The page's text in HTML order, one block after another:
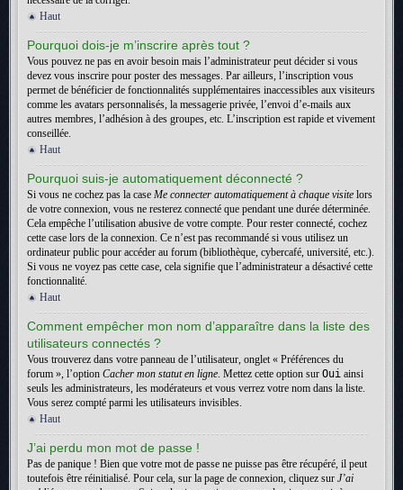
Haut
Pourquoi dois-je m’inscrire après tout ?
Vous pouvez ne pas en avoir besoin mais l’administrateur peut décider si vous
devez vous inscrire pour poster des messages. Par ailleurs, l’inscription vous
permet de bénéficier de fonctionnalités supplémentaires inaccessibles aux visiteurs
comme les avatars personnalisés, la messagerie privée, l’envoi d’e-mails aux
autres membres, l’adhésion à des groupes, etc. L’inscription est rapide et vivement
conseillée.
Haut
Pourquoi suis-je automatiquement déconnecté ?
Si vous ne cochez pas la case Me connecter automatiquement à chaque visite lors
de votre connexion, vous ne resterez connecté que pendant une durée déterminée.
Cela empêche l’utilisation abusive de votre compte. Pour rester connecté, cochez
cette case lors de la connexion. Ce n’est pas recommandé si vous utilisez un
ordinateur public pour accéder au forum (bibliothèque, cybercafé, université, etc.).
Si vous ne voyez pas cette case, cela signifie que l’administrateur a désactivé cette
fonctionnalité.
Haut
Comment empêcher mon nom d’apparaître dans la liste des
utilisateurs connectés ?
Vous trouverez dans votre panneau de l’utilisateur, onglet « Préférences du
forum », l’option Cacher mon statut en ligne. Mettez cette option sur Oui ainsi
seuls les administrateurs, les modérateurs et vous verrez votre nom dans la liste.
Vous serez compté parmi les utilisateurs invisibles.
Haut
J’ai perdu mon mot de passe !
Pas de panique ! Bien que votre mot de passe ne puisse pas être récupéré, il peut
toutefois être réinitialisé. Pour cela, sur la page de connexion, cliquez sur J’ai